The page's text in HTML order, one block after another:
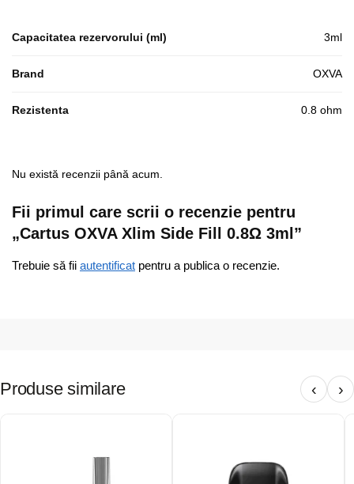
Capacitatea rezervorului (ml) 3ml
Brand OXVA
Rezistenta 0.8 ohm
Nu există recenzii până acum.
Fii primul care scrii o recenzie pentru
„Cartus OXVA Xlim Side Fill 0.8Ω 3ml”
Trebuie să fii autentificat pentru a publica o recenzie.
Produse similare ‹ ›